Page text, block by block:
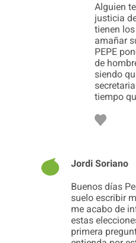
Alguien
justicia
tienen
amañar
PEPE
de
siendo
tiempo
Jordi Soriano
Buenos días
suelo escribir
me acabo de
estas
primera